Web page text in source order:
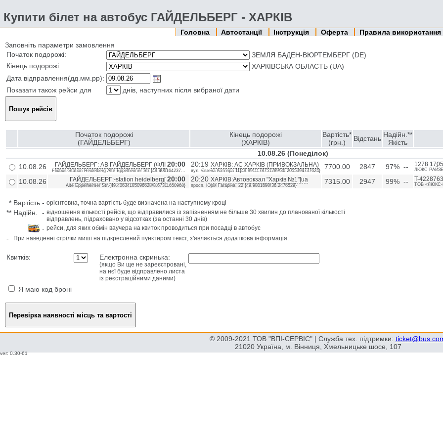
Купити білет на автобус ГАЙДЕЛЬБЕРГ - ХАРКІВ
Головна Автостанції Інструкція Оферта
Правила використання
Заповніть параметри замовлення
Початок подорожі:
ЗЕМЛЯ БАДЕН-ВЮРТЕМБЕРГ (DE)
Кінець подорожі:
ХАРКІВСЬКА ОБЛАСТЬ (UA)
Дата відправлення(дд.мм.рр):
Показати також рейси для
днів, наступних після вибраної дати
Початок подорожі
(ГАЙДЕЛЬБЕРГ)
Кінець подорожі
(ХАРКІВ)
Вартість*
(грн.)
Відстань Надійн.**
Якість
10.08.26 (Понедiлок)
10.08.26
ГАЙДЕЛЬБЕРГ: АВ ГАЙДЕЛЬБЕРГ (ФЛІ 20:00
Flixbus-Station Heidelberg Alte Eppelheimer Str.{49.406164237...
20:19 ХАРКІВ: AC ХАРКІВ (ПРИВОКЗАЛЬНА)
вул. Євгена Котляра 11{49.9911178751289/36.2055394737624} 7700.00 2847 97% -- 1278
ЛЮКС
10.08.26 ГАЙДЕЛЬБЕРГ:-station heidelberg[20:00
Alte Eppelheimer Str.{49.40634185096628/8.67311650968}
20:20 ХАРКІВ:Автовокзал "Харків №1"[ua
просп. Юрія Гагаріна, 22 {49.9801698/36.2476529} 7315.00 2947 99% -- T-
ТОВ «ЛЮКС-
* Вартість - орієнтовна, точна вартість буде визначена на наступному кроці
** Надійн. - відношення кількості рейсів, що відправилися із запізненням не більше 30 хвилин до планованої кількості
відправлень, підраховано у відсотках (за останні 30 днів)
- рейси, для яких обмін ваучера на квиток проводиться при посадці в автобус
- При наведенні стрілки миші на підкреслений пунктиром текст, з'являється додаткова інформація.
Квитків: Електронна скринька:
(якщо Ви ще не зареєстровані,
на нєї буде відправлено листа
із реєстраційними даними)
Я маю код броні
© 2009-2021 ТОВ "ВПІ-СЕРВІС" | Служба тех. підтримки:
21020 Україна, м. Вінниця, Хмельницьке шосе, 107
ver: 0.30-61